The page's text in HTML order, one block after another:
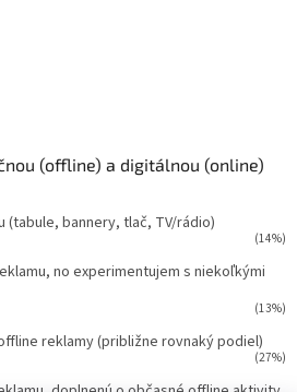
(offline) a digitálnou (online)
(tabule, bannery, tlač, TV/rádio)
(14%)
no experimentujem s niekoľkými
(13%)
reklamy (približne rovnaký podiel)
(27%)